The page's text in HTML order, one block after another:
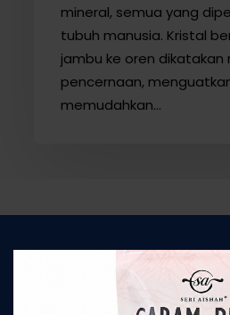
mineral, semua yang
tubuh manusia. Kristal
jambu ke oren
pencernaan,
memudahkan…
Garam Sihat
Berkualiti